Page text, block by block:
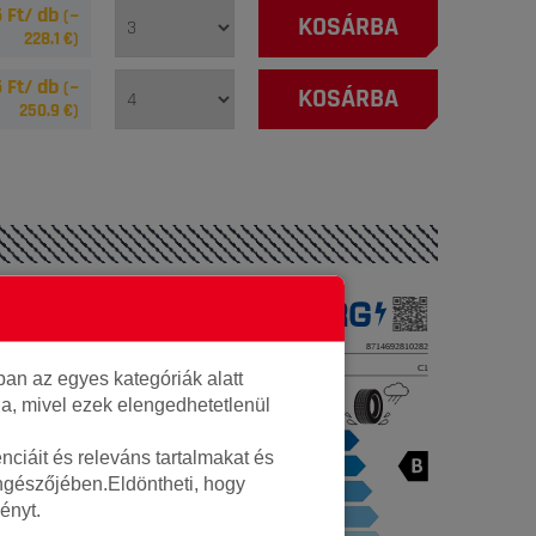
Ft/ db (~
228.1 €) KOSÁRBA
Ft/ db (~
250.9 €) KOSÁRBA
AP24545020
8714692810282
12.8kg
az egyes kategóriák alatt
mivel ezek elengedhetetlenül
és releváns tartalmakat és
hogy